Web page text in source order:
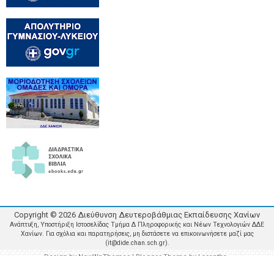
Copyright © 2026 Διεύθυνση Δευτεροβάθμιας Εκπαίδευσης Χανίων
Ανάπτυξη, Υποστήριξη Ιστοσελίδας Τμήμα Δ Πληροφορικής και Νέων Τεχνολογιών ΔΔΕ
Χανίων. Για σχόλια και παρατηρήσεις, μη διστάσετε να επικοινωνήσετε μαζί μας
(it@dide.chan.sch.gr).